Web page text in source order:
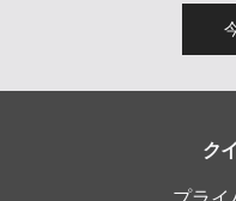
ク